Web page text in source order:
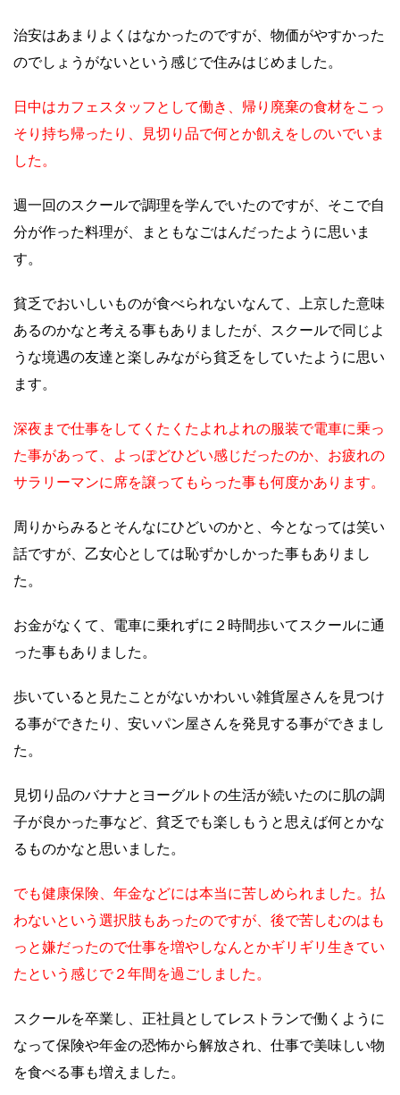
治安はあまりよくはなかったのですが、物価がやすかった
のでしょうがないという感じで住みはじめました。
日中はカフェスタッフとして働き、帰り廃棄の食材をこっ
そり持ち帰ったり、見切り品で何とか飢えをしのいでいま
した。
週一回のスクールで調理を学んでいたのですが、そこで自
分が作った料理が、まともなごはんだったように思いま
す。
貧乏でおいしいものが食べられないなんて、上京した意味
あるのかなと考える事もありましたが、スクールで同じよ
うな境遇の友達と楽しみながら貧乏をしていたように思い
ます。
深夜まで仕事をしてくたくたよれよれの服装で電車に乗っ
た事があって、よっぽどひどい感じだったのか、お疲れの
サラリーマンに席を譲ってもらった事も何度かあります。
周りからみるとそんなにひどいのかと、今となっては笑い
話ですが、乙女心としては恥ずかしかった事もありまし
た。
お金がなくて、電車に乗れずに２時間歩いてスクールに通
った事もありました。
歩いていると見たことがないかわいい雑貨屋さんを見つけ
る事ができたり、安いパン屋さんを発見する事ができまし
た。
見切り品のバナナとヨーグルトの生活が続いたのに肌の調
子が良かった事など、貧乏でも楽しもうと思えば何とかな
るものかなと思いました。
でも健康保険、年金などには本当に苦しめられました。払
わないという選択肢もあったのですが、後で苦しむのはも
っと嫌だったので仕事を増やしなんとかギリギリ生きてい
たという感じで２年間を過ごしました。
スクールを卒業し、正社員としてレストランで働くように
なって保険や年金の恐怖から解放され、仕事で美味しい物
を食べる事も増えました。